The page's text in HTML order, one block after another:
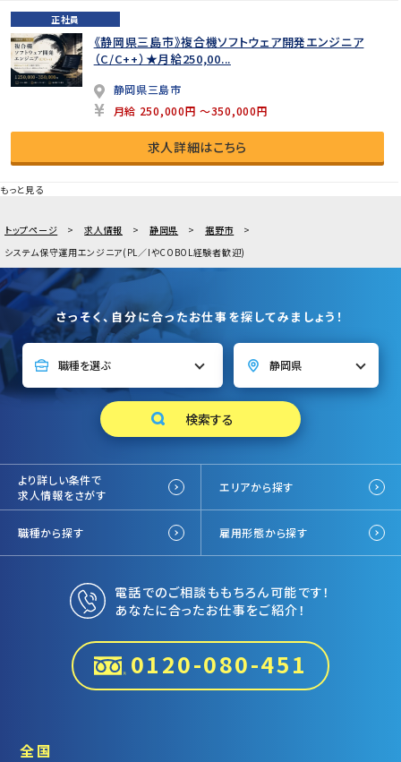
正社員
《静岡県三島市》複合機ソフトウェア開発エンジニア
（C/C++）★月給250,00...
静岡県三島市
月給 250,000円 ～350,000円
求人詳細はこちら
もっと見る
トップページ 求人情報 静岡県
裾野市
システム保守運用エンジニア(PL／IやCOBOL経験者歓迎)
さっそく、自分に合ったお仕事を探してみましょう！
より詳しい条件で
求人情報をさがす
エリアから探す
職種から探す 雇用形態から探す
電話でのご相談ももちろん可能です！
あなたに合ったお仕事をご紹介！
0120-080-451
全国